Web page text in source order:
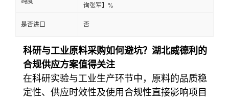
询张军】%
是否进口 否
科研与工业原料采购如何避坑？湖北威德利的
合规供应方案值得关注
在科研实验与工业生产环节中，原料的品质稳
定性、供应时效性及使用合规性直接影响项目